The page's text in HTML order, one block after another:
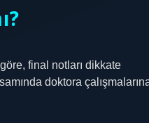
final notları dikkate
doktora